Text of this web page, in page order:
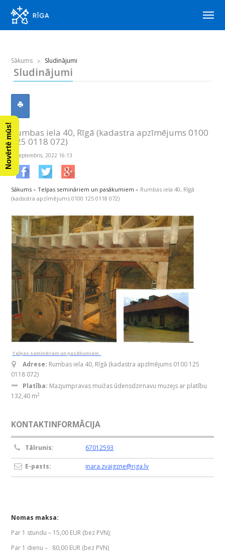
Sākums Sludinājumi
Sludinājumi
Rumbas iela 40, Rīgā (kadastra apzīmējums 0100
125 0118 072)
6. septembris, 2022 16:13
Sākums »Telpas semināriem un pasākumiem » Rumbas iela 40, Rīgā
(kadastra apzīmējums 0100 125 0118 072)
Telpas semināriem un pasākumiem
Adrese: Rumbas iela 40, Rīgā (kadastra apzīmējums 0100 125
0118 072)
Platība: Mazjumpravas muižas ūdensdzirnavu muzejs ar platību
132,40 m2
KONTAKTINFORMĀCIJA
Tālrunis: 67012593
E-pasts: inara.zvaigzne@riga.lv
Nomas maksa:
Par 1 stundu – 15,00 EUR (bez PVN);
Par 1 dienu – 80,00 EUR (bez PVN)
Novērtē mūs!